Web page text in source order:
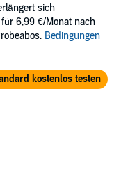
sich
6,99 €/Monat nach
Bedingungen
kostenlos testen